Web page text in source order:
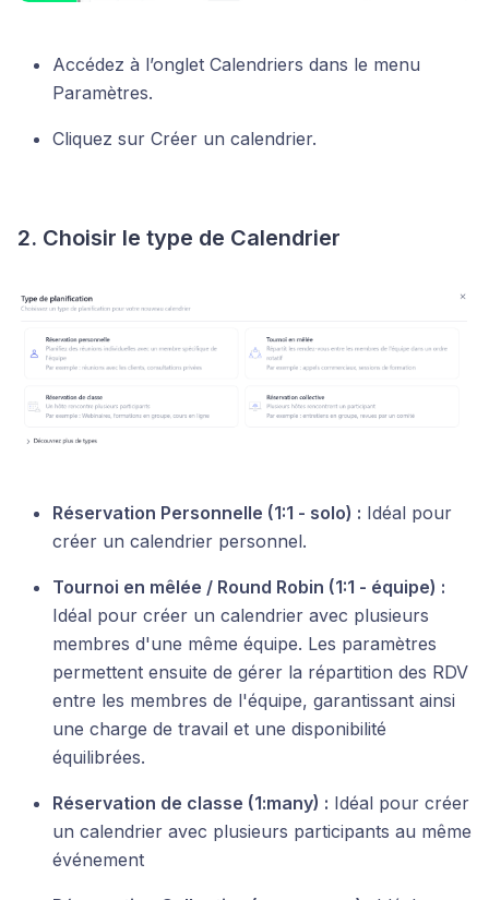
Accédez à l’onglet Calendriers dans le menu
Paramètres.
Cliquez sur Créer un calendrier.
2. Choisir le type de Calendrier
Réservation Personnelle (1:1 - solo) : Idéal pour
créer un calendrier personnel.
Tournoi en mêlée / Round Robin (1:1 - équipe) :
Idéal pour créer un calendrier avec plusieurs
membres d'une même équipe. Les paramètres
permettent ensuite de gérer la répartition des RDV
entre les membres de l'équipe, garantissant ainsi
une charge de travail et une disponibilité
équilibrées.
Réservation de classe (1:many) : Idéal pour créer
un calendrier avec plusieurs participants au même
événement